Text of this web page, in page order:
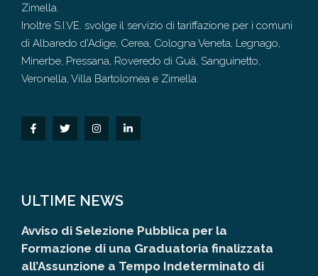
Zimella.
Inoltre S.I.VE. svolge il servizio di tariffazione per i comuni
di Albaredo d'Adige, Cerea, Cologna Veneta, Legnago,
Minerbe, Pressana, Roveredo di Guà, Sanguinetto,
Veronella, Villa Bartolomea e Zimella.
ULTIME NEWS
Avviso di Selezione Pubblica per la
Formazione di una Graduatoria finalizzata
all’Assunzione a Tempo Indeterminato di